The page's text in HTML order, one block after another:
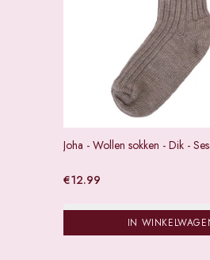
Joha - Wollen sokken - Dik -
€12.99
IN